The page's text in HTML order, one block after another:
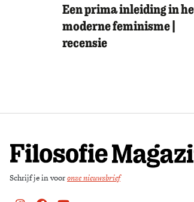
Een prima inleiding in
moderne feminisme |
recensie
Schrijf je in vooronze nieuwsbrief